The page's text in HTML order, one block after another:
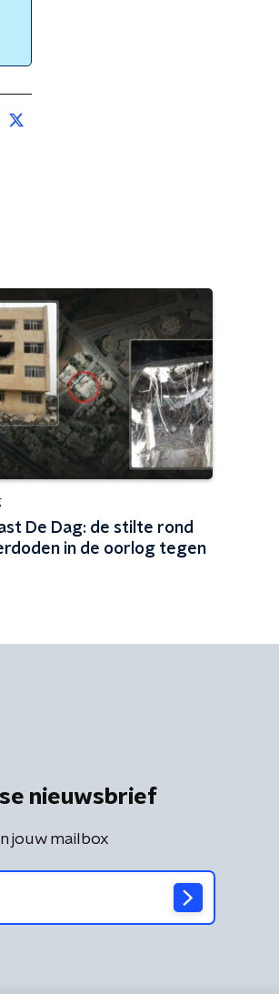
De Dag: de stilte rond
in de oorlog tegen
nieuwsbrief
jouw mailbox